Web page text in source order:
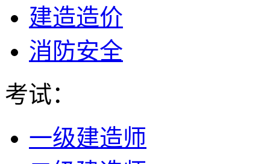
建造造价
消防安全
考试：
一级建造师